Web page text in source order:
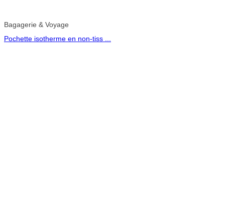
Bagagerie & Voyage
Pochette isotherme en non-tiss ...